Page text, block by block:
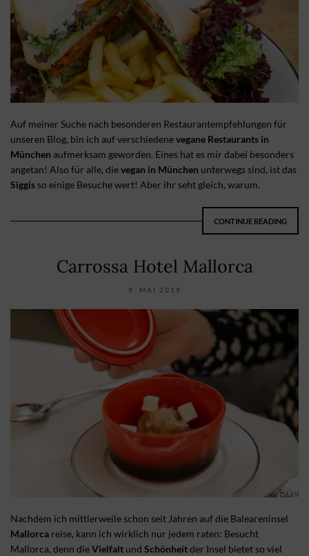
Auf meiner Suche nach besonderen Restaurantempfehlungen für
unseren Blog, bin ich auf verschiedenevegane Restaurants in
München aufmerksam geworden. Eines hat es mir dabei besonders
angetan! Also für alle, dievegan in München unterwegs sind, ist das
Siggis so einige Besuche wert! Aber ihr seht gleich, warum.
CONTINUE READING
Carrossa Hotel Mallorca
9. MAI 2019
Nachdem ich mittlerweile schon seit Jahren auf die Baleareninsel
Mallorca reise, kann ich wirklich nur jedem raten: Besucht
Mallorca, denn dieVielfalt und Schönheitder Insel bietet so viel